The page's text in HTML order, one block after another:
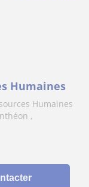
Humaines
Humaines
,